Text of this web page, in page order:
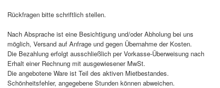
Rückfragen bitte schriftlich stellen.
Nach Absprache ist eine Besichtigung und/oder Abholung bei uns
möglich, Versand auf Anfrage und gegen Übernahme der Kosten.
Die Bezahlung erfolgt ausschließlich per Vorkasse-Überweisung nach
Erhalt einer Rechnung mit ausgewiesener MwSt.
Die angebotene Ware ist Teil des aktiven Mietbestandes.
Schönheitsfehler, angegebene Stunden können abweichen.